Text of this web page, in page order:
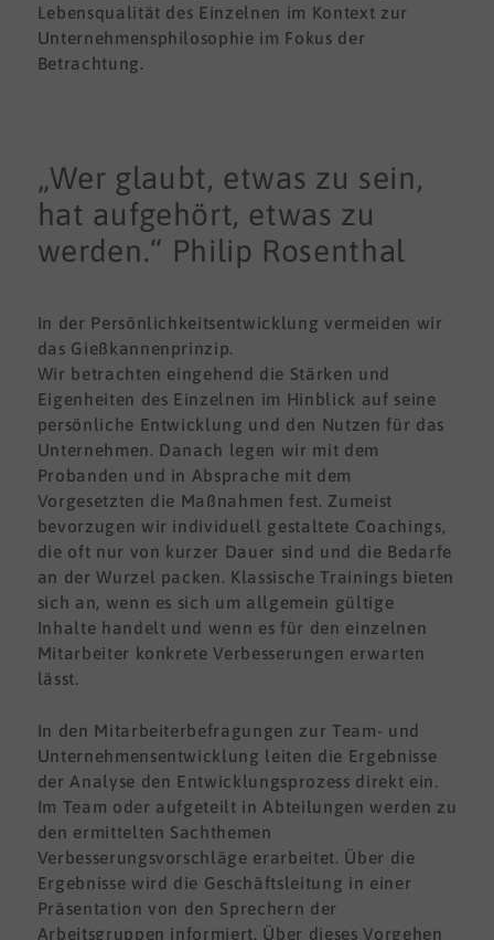
Lebensqualität des Einzelnen im Kontext zur
Unternehmensphilosophie im Fokus der
Betrachtung.
„Wer glaubt, etwas zu sein,
hat aufgehört, etwas zu
werden.“ Philip Rosenthal
In der Persönlichkeitsentwicklung vermeiden wir
das Gießkannenprinzip.
Wir betrachten eingehend die Stärken und
Eigenheiten des Einzelnen im Hinblick auf seine
persönliche Entwicklung und den Nutzen für das
Unternehmen. Danach legen wir mit dem
Probanden und in Absprache mit dem
Vorgesetzten die Maßnahmen fest. Zumeist
bevorzugen wir individuell gestaltete Coachings,
die oft nur von kurzer Dauer sind und die Bedarfe
an der Wurzel packen. Klassische Trainings bieten
sich an, wenn es sich um allgemein gültige
Inhalte handelt und wenn es für den einzelnen
Mitarbeiter konkrete Verbesserungen erwarten
lässt.
In den Mitarbeiterbefragungen zur Team- und
Unternehmensentwicklung leiten die Ergebnisse
der Analyse den Entwicklungsprozess direkt ein.
Im Team oder aufgeteilt in Abteilungen werden zu
den ermittelten Sachthemen
Verbesserungsvorschläge erarbeitet. Über die
Ergebnisse wird die Geschäftsleitung in einer
Präsentation von den Sprechern der
Arbeitsgruppen informiert. Über dieses Vorgehen